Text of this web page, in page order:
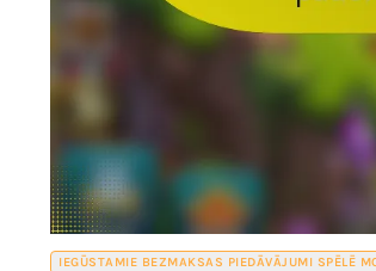
IEGŪSTAMIE BEZMAKSAS PIEDĀVĀJUMI SPĒLĒ